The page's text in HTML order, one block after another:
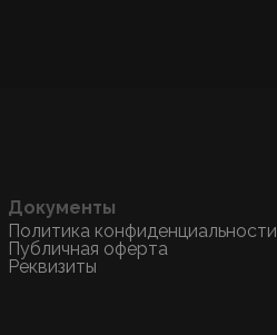
Документы
Политика конфиденциальности
Публичная оферта
Реквизиты